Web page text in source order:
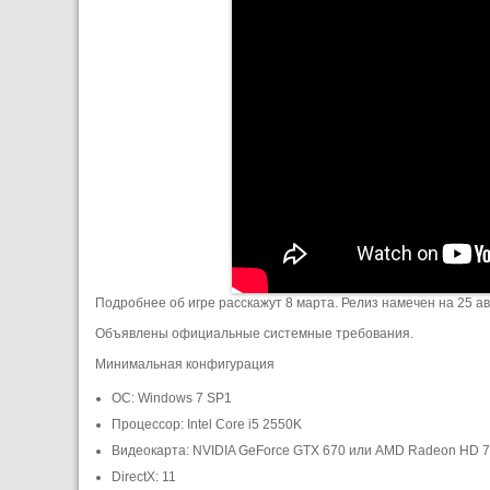
Подробнее об игре расскажут 8 марта. Релиз намечен на 25
Объявлены официальные системные требования.
Минимальная конфигурация
ОС: Windows 7 SP1
Процессор: Intel Core i5 2550K
Видеокарта: NVIDIA GeForce GTX 670 или AMD Radeon HD
DirectX: 11